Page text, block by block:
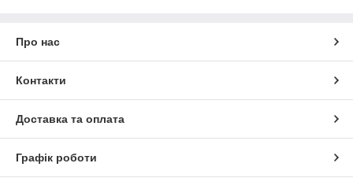
Про нас
Контакти
Доставка та оплата
Графік роботи